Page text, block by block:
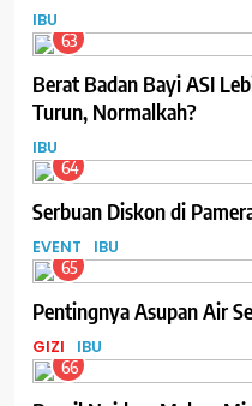
IBU
63
Berat Badan Bayi ASI
Turun, Normalkah?
IBU
64
Serbuan Diskon di
EVENT IBU
65
Pentingnya Asupan Air
GIZI IBU
66